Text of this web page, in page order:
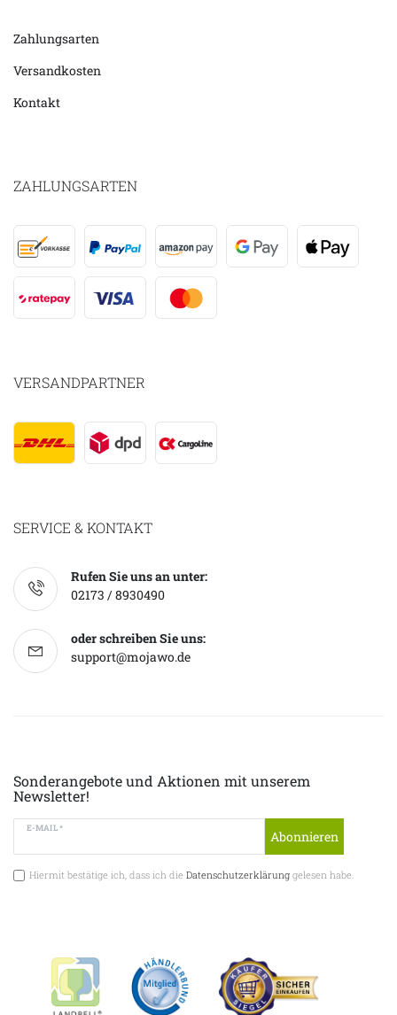
Zahlungsarten
Versandkosten
Kontakt
ZAHLUNGSARTEN
VERSANDPARTNER
SERVICE & KONTAKT
Rufen Sie uns an unter:
02173 / 8930490
oder schreiben Sie uns:
support@mojawo.de
Sonderangebote und Aktionen mit unserem
Newsletter!
E-MAIL *
Abonnieren
Hiermit bestätige ich, dass ich die Datenschutzerklärunggelesen habe.